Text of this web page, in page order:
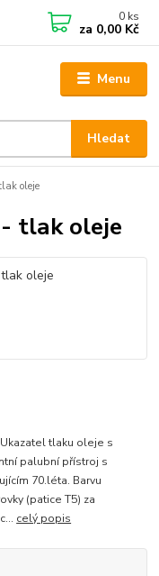
Menu
Hledat
0 ks
za 0,00 Kč
oleje
tlak oleje
tlaku oleje s
palubní přístroj s
70.léta. Barvu
(patice T5) za
celý popis